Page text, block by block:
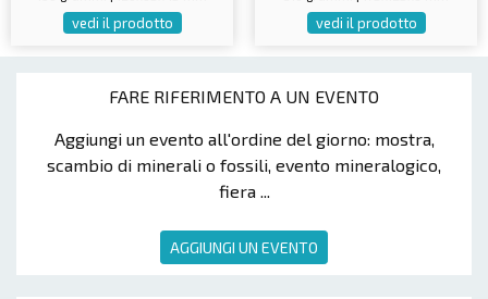
FARE RIFERIMENTO A UN EVENTO
Aggiungi un evento all'ordine del giorno: mostra,
scambio di minerali o fossili, evento mineralogico,
fiera ...
AGGIUNGI UN EVENTO
vedi il prodotto vedi il prodotto